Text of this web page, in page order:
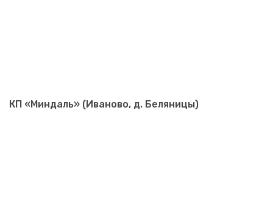
КП «Миндаль» (Иваново, д. Беляницы)